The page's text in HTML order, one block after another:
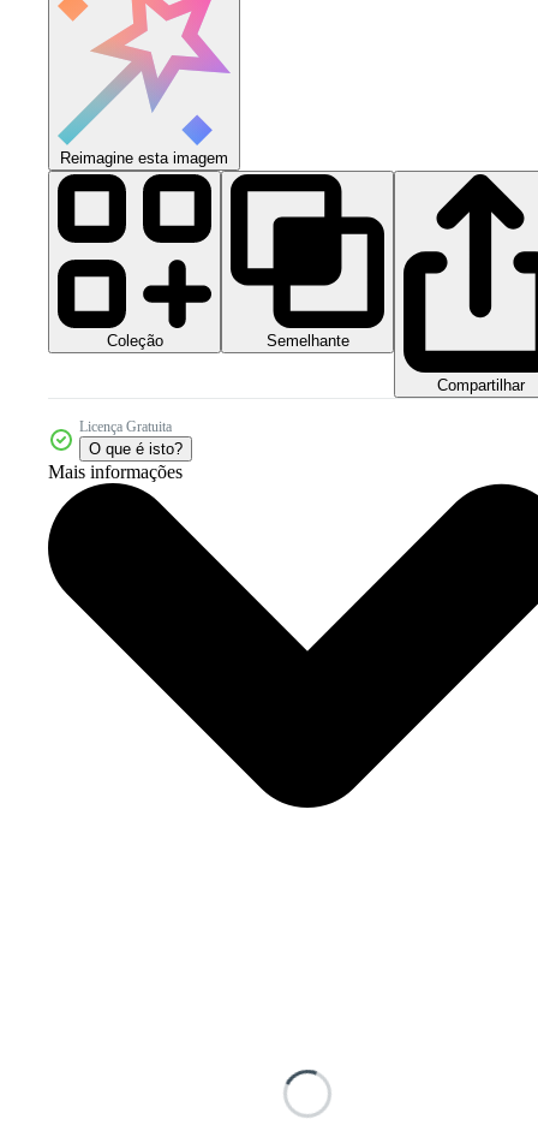
Reimagine esta imagem
Coleção Semelhante
Compartilhar
Licença Gratuita
O que é isto?
Mais informações